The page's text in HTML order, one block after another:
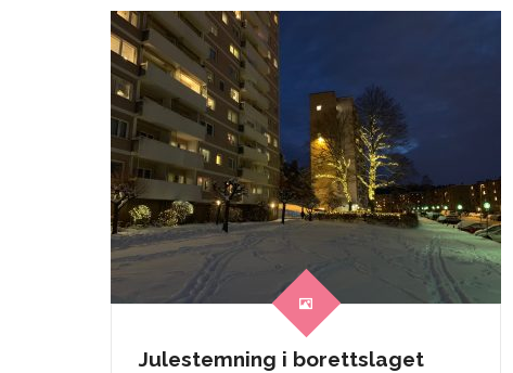
Julestemning i borettslaget